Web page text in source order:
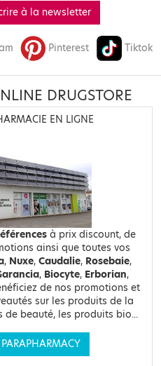
à la newsletter
Pinterest Tiktok
DRUGSTORE
EN LIGNE
à prix discount, de
ainsi que toutes vos
, Nuxe, Caudalie, Rosebaie,
, Biocyte, Erborian,
de nos promotions et
sur les produits de la
beauté, les produits bio...